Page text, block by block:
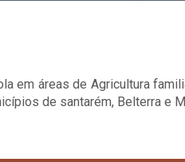
em áreas de Agricultura
de santarém, Belterra e